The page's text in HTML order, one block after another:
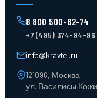
Поддоны
Ящики пластиковые
Тара пласт. и металл.
Тележки для склада
8 800 500-62-74
+7 (495) 374-94-96
info@kravtel.ru
121096, Москва,
ул. Василисы